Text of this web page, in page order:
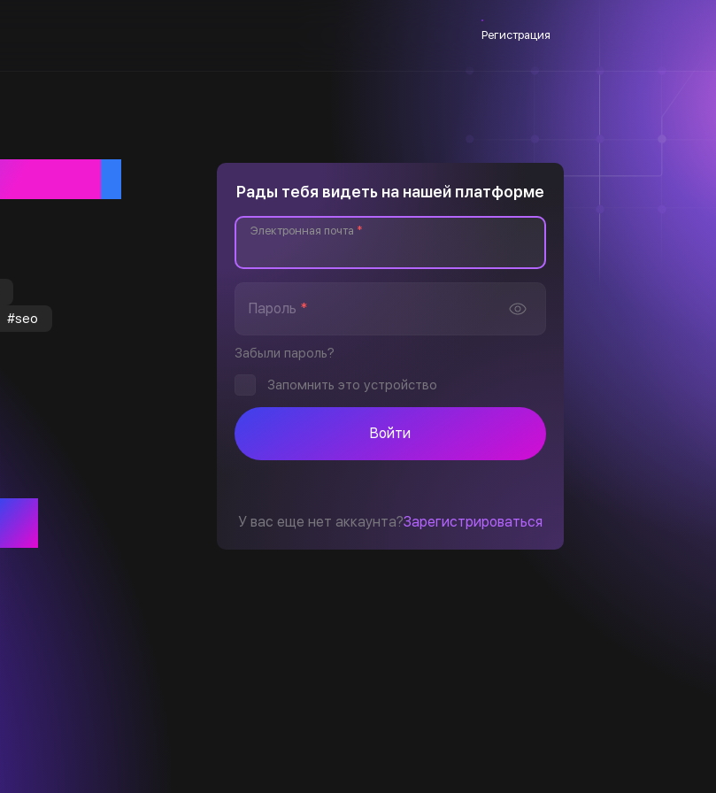
Регистрация
#seo
Рады тебя видеть на нашей платформе
Электронная почта *
Пароль *
Забыли пароль?
Запомнить это устройство
Войти
У вас еще нет аккаунта?Зарегистрироваться